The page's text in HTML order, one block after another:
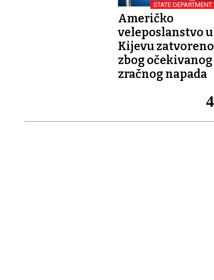
STATE DEPARTMENT:
Američko
veleposlanstvo u
Kijevu zatvoreno
zbog očekivanog
zračnog napada